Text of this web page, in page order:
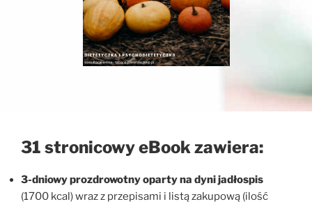
31 stronicowy eBook zawiera:
3-dniowy prozdrowotny oparty na dyni jadłospis
(1700 kcal) wraz z przepisami i listą zakupową (ilość